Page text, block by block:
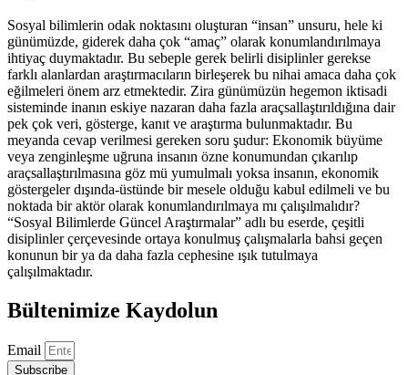
Sosyal bilimlerin odak noktasını oluşturan “insan” unsuru, hele ki
günümüzde, giderek daha çok “amaç” olarak konumlandırılmaya
ihtiyaç duymaktadır. Bu sebeple gerek belirli disiplinler gerekse
farklı alanlardan araştırmacıların birleşerek bu nihai amaca daha çok
eğilmeleri önem arz etmektedir. Zira günümüzün hegemon iktisadi
sisteminde inanın eskiye nazaran daha fazla araçsallaştırıldığına dair
pek çok veri, gösterge, kanıt ve araştırma bulunmaktadır. Bu
meyanda cevap verilmesi gereken soru şudur: Ekonomik büyüme
veya zenginleşme uğruna insanın özne konumundan çıkarılıp
araçsallaştırılmasına göz mü yumulmalı yoksa insanın, ekonomik
göstergeler dışında-üstünde bir mesele olduğu kabul edilmeli ve bu
noktada bir aktör olarak konumlandırılmaya mı çalışılmalıdır?
“Sosyal Bilimlerde Güncel Araştırmalar” adlı bu eserde, çeşitli
disiplinler çerçevesinde ortaya konulmuş çalışmalarla bahsi geçen
konunun bir ya da daha fazla cephesine ışık tutulmaya
çalışılmaktadır.
Bültenimize Kaydolun
Email
Subscribe